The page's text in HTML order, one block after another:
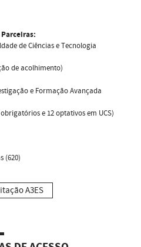
de Ciências e Tecnologia
de acolhimento)
e Formação Avançada
e 12 optativos em UCS)
(620)
A3ES